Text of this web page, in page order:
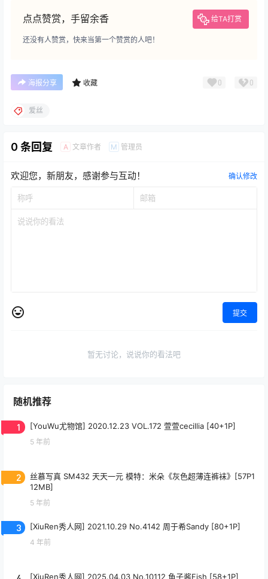
点点赞赏，手留余香 给TA打赏
还没有人赞赏，快来当第一个赞赏的人吧！
海报分享 收藏 0 0
爱丝
0 条回复 A 文章作者 M 管理员
欢迎您，新朋友，感谢参与互动！ 确认修改
提交
暂无讨论，说说你的看法吧
随机推荐
1 [YouWu尤物馆] 2020.12.23 VOL.172 萱萱cecillia [40+1P]
5 年前
2
丝慕写真 SM432 天天一元 模特：米朵《灰色超薄连裤袜》[57P1
12MB]
5 年前
3 [XiuRen秀人网] 2021.10.29 No.4142 周于希Sandy [80+1P]
4 年前
[XiuRen秀人网] 2025.04.03 No.10112 鱼子酱Fish [58+1P]